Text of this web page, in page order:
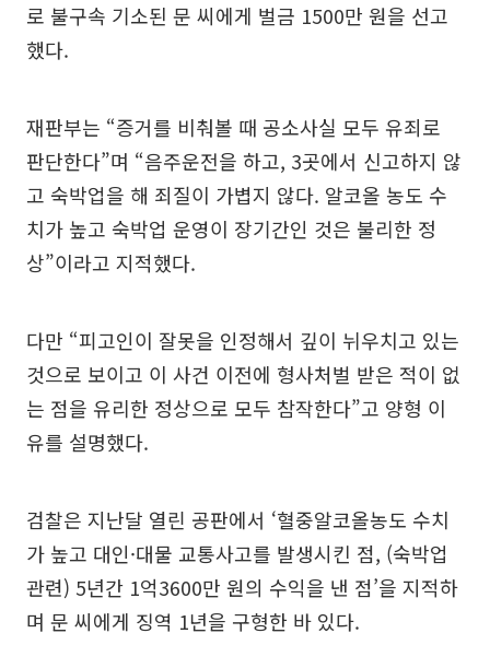
로 불구속 기소된 문 씨에게 벌금 1500만 원을 선고
했다.
재판부는 “증거를 비춰볼 때 공소사실 모두 유죄로
판단한다”며 “음주운전을 하고, 3곳에서 신고하지 않
고 숙박업을 해 죄질이 가볍지 않다. 알코올 농도 수
치가 높고 숙박업 운영이 장기간인 것은 불리한 정
상”이라고 지적했다.
다만 “피고인이 잘못을 인정해서 깊이 뉘우치고 있는
것으로 보이고 이 사건 이전에 형사처벌 받은 적이 없
는 점을 유리한 정상으로 모두 참작한다”고 양형 이
유를 설명했다.
검찰은 지난달 열린 공판에서 ‘혈중알코올농도 수치
가 높고 대인·대물 교통사고를 발생시킨 점, (숙박업
관련) 5년간 1억3600만 원의 수익을 낸 점’을 지적하
며 문 씨에게 징역 1년을 구형한 바 있다.